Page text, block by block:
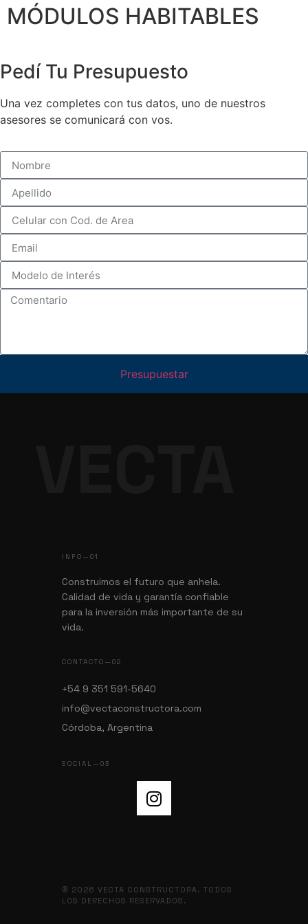
MÓDULOS HABITABLES
Pedí Tu Presupuesto
Una vez completes con tus datos, uno de nuestros
asesores se comunicará con vos.
Presupuestar
INFO—01
Construimos el futuro que anhela.
Calidad de vida y garantía confiable
para la inversión más importante de su
vida.
CONTACTO—02
+54 9 351 591-5640
info@vectaconstructora.com
Córdoba, Argentina
SOCIAL—03
© 2026 VECTA CONSTRUCTORA. TODOS
LOS DERECHOS RESERVADOS.